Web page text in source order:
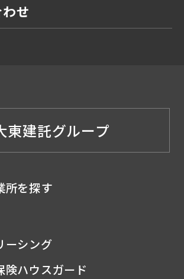
せ
東建託グループ
所を探す
ーシング
険ハウスガード